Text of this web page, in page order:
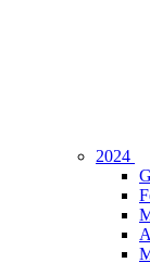
2024